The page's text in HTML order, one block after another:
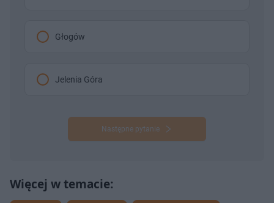
Głogów
Jelenia Góra
Następne pytanie